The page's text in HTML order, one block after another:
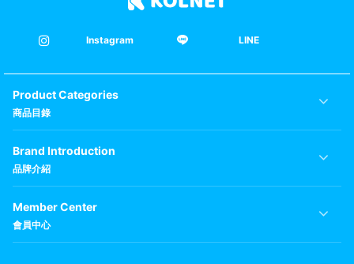
Instagram LINE
Product Categories
商品目錄
Brand Introduction
品牌介紹
Member Center
會員中心